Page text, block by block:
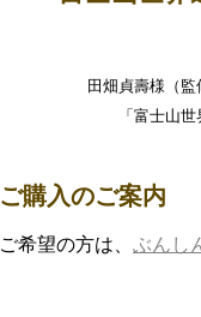
田畑貞壽様（
「富士山
ご購入のご案内
ご希望の方は、ぶんし